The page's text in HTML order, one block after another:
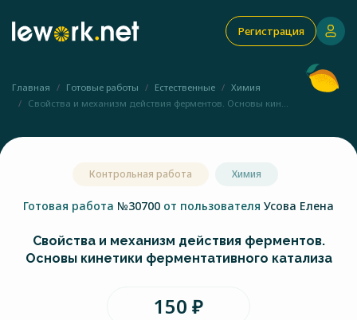
Регистрация
Главная Готовые работы Естественные
Химия
Свойства и механизм действия ферментов. Основы кин...
Контрольная работа Химия
Готовая работа №30700 от пользователя Усова Елена
Свойства и механизм действия ферментов.
Основы кинетики ферментативного катализа
150 ₽